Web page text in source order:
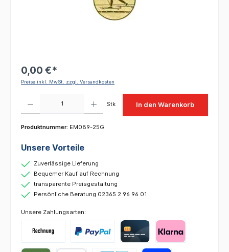
0,00 €*
Preise inkl. MwSt. zzgl. Versandkosten
Stk In den Warenkorb
Produktnummer: EM089-25G
Unsere Vorteile
Zuverlässige Lieferung
Bequemer Kauf auf Rechnung
transparente Preisgestaltung
Persönliche Beratung 02365 2 96 96 01
Unsere Zahlungsarten: